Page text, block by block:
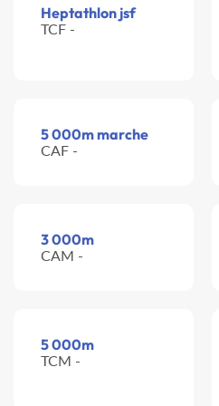
Heptathlon jsf
TCF -
5 000m marche
CAF -
3 000m
CAM -
5 000m
TCM -